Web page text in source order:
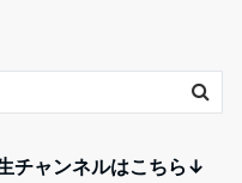
チャンネルはこちら↓